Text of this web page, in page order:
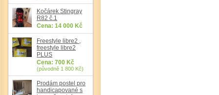
Kočárek Stingray
R82 č.1
Cena: 14 000 Kč
Freestyle libre2 ,
freestyle libre2
PLUS
Cena: 700 Kč
(původně 1 800 Kč)
Prodám postel pro
handicapované s